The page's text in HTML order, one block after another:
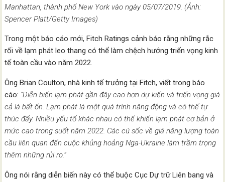
Manhattan, thành phố New York vào ngày 05/07/2019. (Ảnh:
Spencer Platt/Getty Images)
Trong một báo cáo mới, Fitch Ratings cảnh báo rằng những rắc
rối về lạm phát leo thang có thể làm chệch hướng triển vọng kinh
tế toàn cầu vào năm 2022.
Ông Brian Coulton, nhà kinh tế trưởng tại Fitch, viết trong báo
cáo: “Diễn biến lạm phát gần đây cao hơn dự kiến ​​và triển vọng giá
cả là bất ổn. Lạm phát là một quá trình năng động và có thể tự
thúc đẩy. Nhiều yếu tố khác nhau có thể khiến lạm phát cơ bản ở
mức cao trong suốt năm 2022. Các cú sốc về giá năng lượng toàn
cầu liên quan đến cuộc khủng hoảng Nga-Ukraine làm trầm trọng
thêm những rủi ro.”
Ông nói rằng diễn biến này có thể buộc Cục Dự trữ Liên bang và